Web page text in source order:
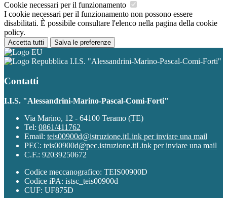
Cookie necessari per il funzionamento
I cookie necessari per il funzionamento non possono essere
disabilitati. È possibile consultare l'elenco nella pagina della cookie
policy.
Accetta tutti Salva le preferenze
I.I.S. "Alessandrini-Marino-Pascal-Comi-Forti"
Contatti
I.I.S. "Alessandrini-Marino-Pascal-Comi-Forti"
Via Marino, 12 - 64100 Teramo (TE)
Tel: 0861/411762
Email: teis00900d@istruzione.itLink per inviare una mail
PEC: teis00900d@pec.istruzione.itLink per inviare una mail
C.F.: 92039250672
Codice meccanografico: TEIS00900D
Codice iPA: istsc_teis00900d
CUF: UF875D